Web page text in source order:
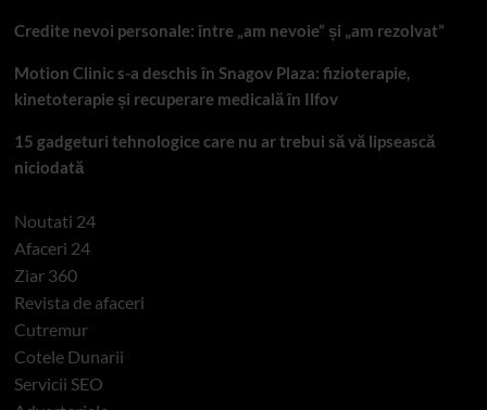
Credite nevoi personale: între „am nevoie” și „am rezolvat”
Motion Clinic s-a deschis în Snagov Plaza: fizioterapie,
kinetoterapie și recuperare medicală în Ilfov
15 gadgeturi tehnologice care nu ar trebui să vă lipsească
niciodată
Noutati 24
Afaceri 24
Ziar 360
Revista de afaceri
Cutremur
Cotele Dunarii
Servicii SEO